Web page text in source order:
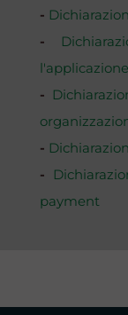
-
-
-
-
-
payment